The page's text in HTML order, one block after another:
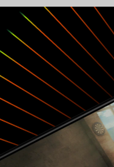
был рождён походу
Кстати, он же и автор сего
советую смотреть? В
неограниченными
смеяться и имеют
смеяться будет над чем
пускай и немного
непривычно снят и поставлен.
восемь, но повторюсь -
процентов юмора -
а вторые пятьдесят -
австралийский актёр.
вкусу не всем, но кому
кусок - тот не сможет
докушав всё без